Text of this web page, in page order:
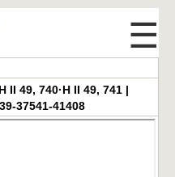
☰
II 49, 740·H II 49, 741 |
37541-41408